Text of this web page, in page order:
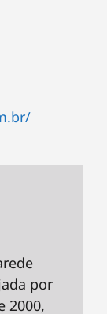
por
2000,